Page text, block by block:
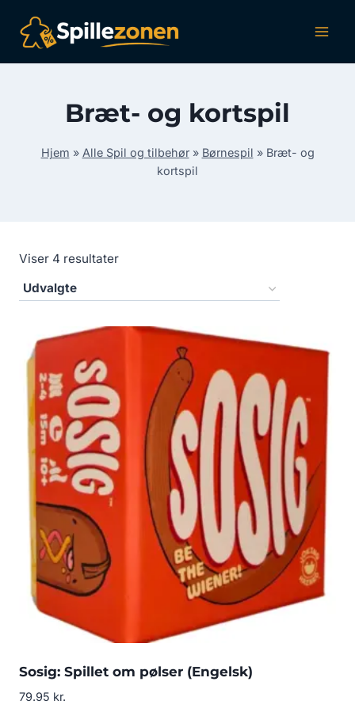
indhold
Bræt- og kortspil
Hjem » Alle Spil og tilbehør» Børnespil » Bræt- og
kortspil
Viser 4 resultater
Sosig: Spillet om pølser (Engelsk)
79.95 kr.